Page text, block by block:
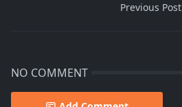
Previous Post
NO COMMENT